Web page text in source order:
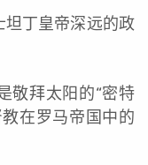
丁皇帝深远的政
敬拜太阳的“密特
在罗马帝国中的